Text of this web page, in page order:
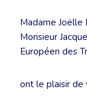
Madame Joëlle
Monsieur
Européen des
ont le plaisir de